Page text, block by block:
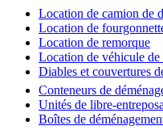
Location de camion de
Location de
Location de remorque
Location de véhicule de
Diables et couvertures
Conteneurs de
Unités de libre-
Boîtes de